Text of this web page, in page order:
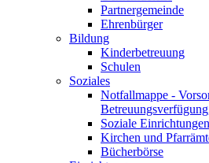
Partnergemeinde
Ehrenbürger
Bildung
Kinderbetreuung
Schulen
Soziales
Notfallmappe -
Soziale Einrichtungen
Kirchen und
Bücherbörse